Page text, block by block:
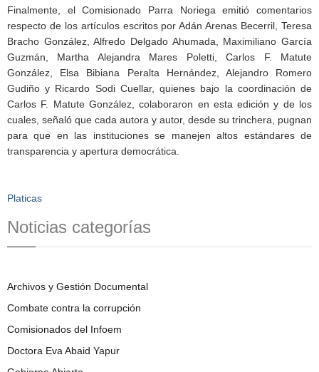
Finalmente, el Comisionado Parra Noriega emitió comentarios
respecto de los artículos escritos por Adán Arenas Becerril, Teresa
Bracho González, Alfredo Delgado Ahumada, Maximiliano García
Guzmán, Martha Alejandra Mares Poletti, Carlos F. Matute
González, Elsa Bibiana Peralta Hernández, Alejandro Romero
Gudiño y Ricardo Sodi Cuellar, quienes bajo la coordinación de
Carlos F. Matute González, colaboraron en esta edición y de los
cuales, señaló que cada autora y autor, desde su trinchera, pugnan
para que en las instituciones se manejen altos estándares de
transparencia y apertura democrática.
Platicas
Noticias categorías
Archivos y Gestión Documental
Combate contra la corrupción
Comisionados del Infoem
Doctora Eva Abaid Yapur